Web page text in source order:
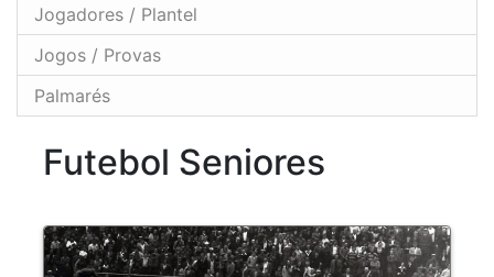
Jogadores / Plantel
Jogos / Provas
Palmarés
Futebol Seniores